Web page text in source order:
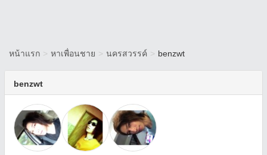
หน้าแรก > หาเพื่อนชาย > นครสวรรค์ > benzwt
benzwt